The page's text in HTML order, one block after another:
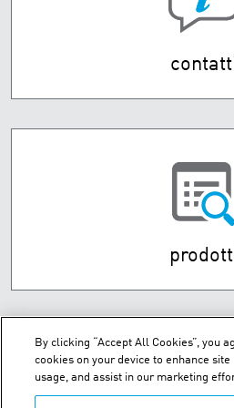
By clicking “Accept All Cookies”, you
cookies on your device to enhance
usage, and assist in our marketing